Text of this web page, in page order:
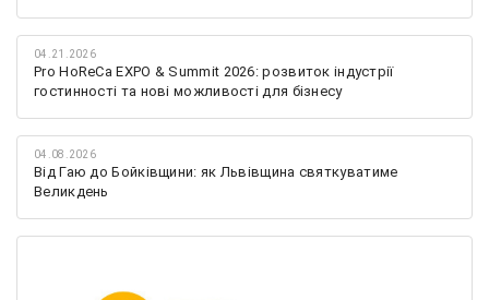
04.21.2026
Pro HoReCa EXPO & Summit 2026: розвиток індустрії
гостинності та нові можливості для бізнесу
04.08.2026
Від Гаю до Бойківщини: як Львівщина святкуватиме
Великдень